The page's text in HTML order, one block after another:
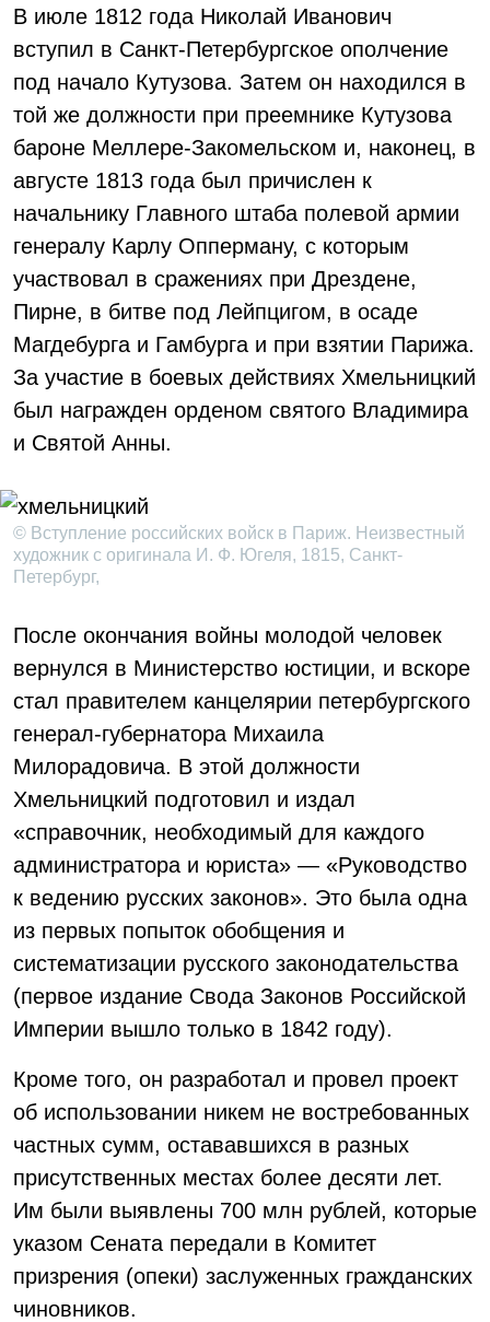
В июле 1812 года Николай Иванович
вступил в Санкт-Петербургское ополчение
под начало Кутузова. Затем он находился в
той же должности при преемнике Кутузова
бароне Меллере-Закомельском и, наконец, в
августе 1813 года был причислен к
начальнику Главного штаба полевой армии
генералу Карлу Опперману, с которым
участвовал в сражениях при Дрездене,
Пирне, в битве под Лейпцигом, в осаде
Магдебурга и Гамбурга и при взятии Парижа.
За участие в боевых действиях Хмельницкий
был награжден орденом святого Владимира
и Святой Анны.
© Вступление российских войск в Париж. Неизвестный
художник с оригинала И. Ф. Югеля, 1815, Санкт-
Петербург,
После окончания войны молодой человек
вернулся в Министерство юстиции, и вскоре
стал правителем канцелярии петербургского
генерал-губернатора Михаила
Милорадовича. В этой должности
Хмельницкий подготовил и издал
«справочник, необходимый для каждого
администратора и юриста» — «Руководство
к ведению русских законов». Это была одна
из первых попыток обобщения и
систематизации русского законодательства
(первое издание Свода Законов Российской
Империи вышло только в 1842 году).
Кроме того, он разработал и провел проект
об использовании никем не востребованных
частных сумм, остававшихся в разных
присутственных местах более десяти лет.
Им были выявлены 700 млн рублей, которые
указом Сената передали в Комитет
призрения (опеки) заслуженных гражданских
чиновников.